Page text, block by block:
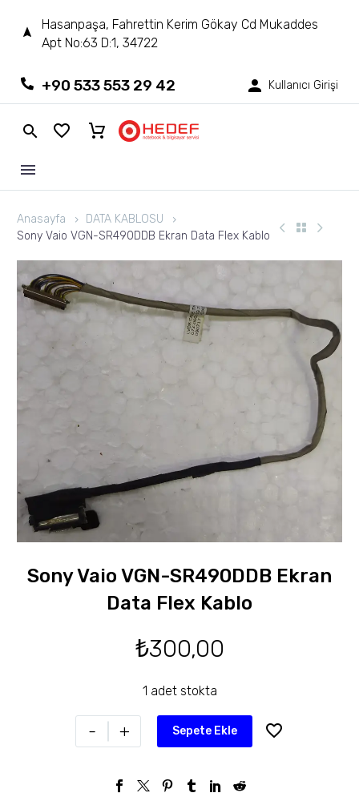
Hasanpaşa, Fahrettin Kerim Gökay Cd Mukaddes
Apt No:63 D:1, 34722
+90 533 553 29 42 Kullanıcı Girişi
Anasayfa
DATA KABLOSU
Sony Vaio VGN-SR490DDB Ekran Data Flex Kablo
Sony Vaio VGN-SR490DDB Ekran
Data Flex Kablo
₺300,00
1 adet stokta
- + Sepete Ekle